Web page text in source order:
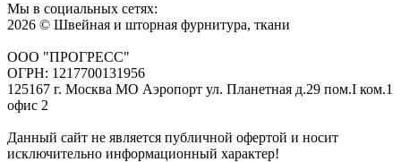
Мы в социальных сетях:
2026 © Швейная и шторная фурнитура, ткани
ООО "ПРОГРЕСС"
ОГРН: 1217700131956
125167 г. Москва МО Аэропорт ул. Планетная д.29 пом.I ком.1
офис 2
Данный сайт не является публичной офертой и носит
исключительно информационный характер!